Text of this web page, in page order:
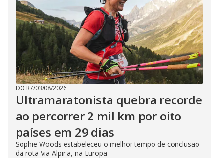
DO R7/03/08/2026
Ultramaratonista quebra recorde
ao percorrer 2 mil km por oito
países em 29 dias
Sophie Woods estabeleceu o melhor tempo de conclusão
da rota Via Alpina, na Europa